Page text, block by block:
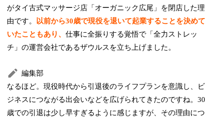
がタイ古式マッサージ店「オーガニック広尾」を閉店した理
由です。
以前から30歳で現役を退いて起業することを決めて
いたこともあり、仕事に全振りする覚悟で「全力ストレッ
チ」の運営会社であるザウルスを立ち上げました。
編集部
なるほど。現役時代から引退後のライフプランを意識し、ビ
ジネスにつながる出会いなどを広げられてきたのですね。30
歳での引退は少し早すぎるように感じますが、その理由につ